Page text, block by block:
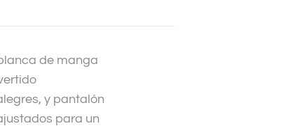
de manga
y pantalón
para un